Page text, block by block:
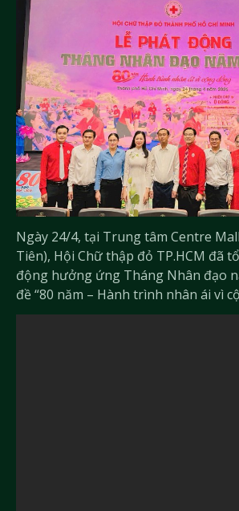
Ngày 24/4, tại Trung tâm Centre
Tiên), Hội Chữ thập đỏ TP.HCM đã
động hưởng ứng Tháng Nhân đạo
đề “80 năm – Hành trình nhân ái vì